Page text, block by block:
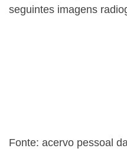
seguintes imagens
Fonte: acervo pessoal